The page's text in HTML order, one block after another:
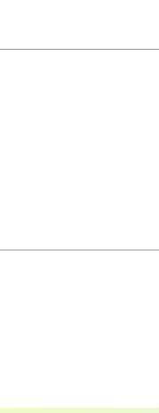
che i
Eventi
festività in
dalla data di